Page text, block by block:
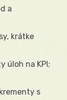
a
krátke
úloh na KPI;
s